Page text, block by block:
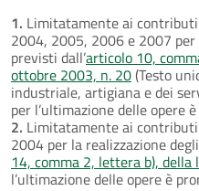
1. Limitatamente ai
2004, 2005, 2006 e 2007
previsti dall’articolo 10,
ottobre 2003, n. 20(Testo
industriale, artigiana e dei
per l’ultimazione delle opere
2. Limitatamente ai contributi
2004 per la realizzazione
14, comma 2, lettera b),
l’ultimazione delle opere è